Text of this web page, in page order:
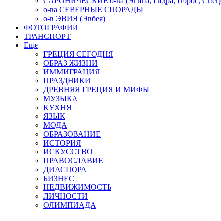
о-ва СЕВЕРНЫЕ СПОРАДЫ
о-в ЭВИЯ (Эвбея)
ФОТОГРАФИИ
ТРАНСПОРТ
Еще
ГРЕЦИЯ СЕГОДНЯ
ОБРАЗ ЖИЗНИ
ИММИГРАЦИЯ
ПРАЗДНИКИ
ДРЕВНЯЯ ГРЕЦИЯ И МИФЫ
МУЗЫКА
КУХНЯ
ЯЗЫК
МОДА
ОБРАЗОВАНИЕ
ИСТОРИЯ
ИСКУССТВО
ПРАВОСЛАВИЕ
ДИАСПОРА
БИЗНЕС
НЕДВИЖИМОСТЬ
ЛИЧНОСТИ
ОЛИМПИАДА